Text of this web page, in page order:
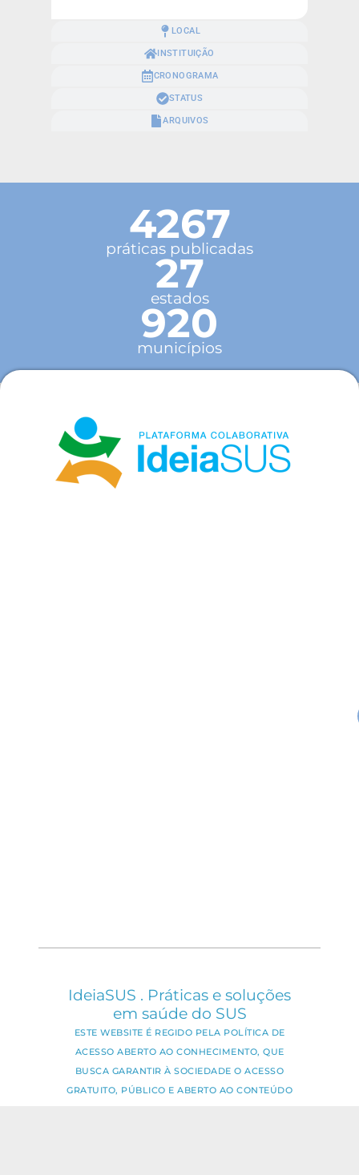
LOCAL
INSTITUIÇÃO
CRONOGRAMA
STATUS
ARQUIVOS
4267
práticas publicadas
27
estados
920
municípios
IdeiaSUS . Práticas e soluções
em saúde do SUS
ESTE WEBSITE É REGIDO PELA POLÍTICA DE
ACESSO ABERTO AO CONHECIMENTO, QUE
BUSCA GARANTIR À SOCIEDADE O ACESSO
GRATUITO, PÚBLICO E ABERTO AO CONTEÚDO